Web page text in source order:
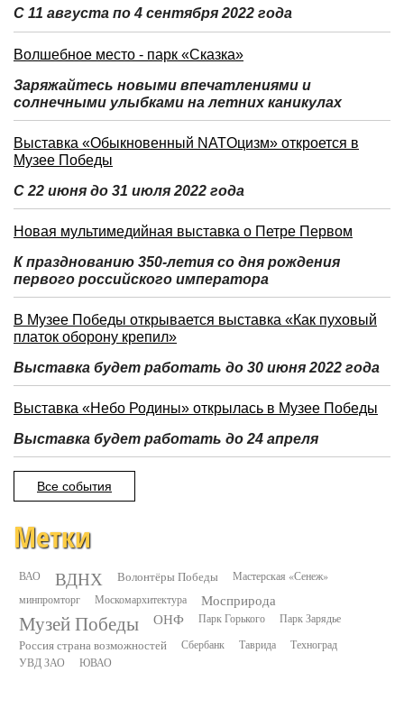
С 11 августа по 4 сентября 2022 года
Волшебное место - парк «Сказка»
Заряжайтесь новыми впечатлениями и
солнечными улыбками на летних каникулах
Выставка «Обыкновенный NATOцизм» откроется в
Музее Победы
С 22 июня до 31 июля 2022 года
Новая мультимедийная выставка о Петре Первом
К празднованию 350-летия со дня рождения
первого российского императора
В Музее Победы открывается выставка «Как пуховый
платок оборону крепил»
Выставка будет работать до 30 июня 2022 года
Выставка «Небо Родины» открылась в Музее Победы
Выставка будет работать до 24 апреля
Все события
Метки
ВАО ВДНХ Волонтёры Победы
Мастерская «Сенеж»
минпромторг
Москомархитектура Мосприрода
Музей Победы ОНФ Парк Горького Парк Зарядье
Россия страна возможностей Сбербанк Таврида
Техноград
УВД ЗАО
ЮВАО